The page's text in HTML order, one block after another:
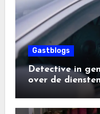
Gastblogs
Detective in
over de